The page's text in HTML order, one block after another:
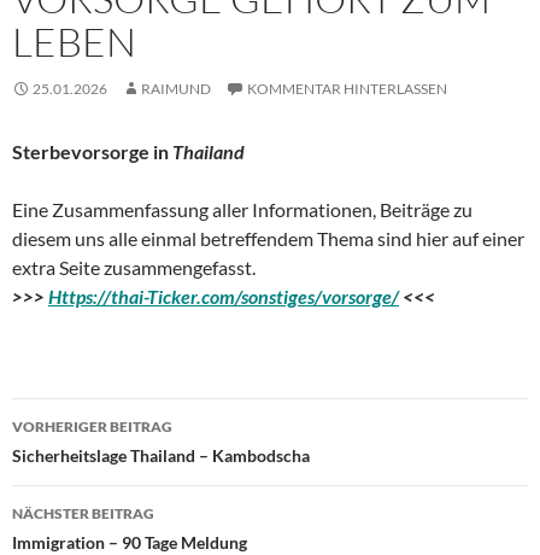
LEBEN
25.01.2026 RAIMUND KOMMENTAR HINTERLASSEN
Sterbevorsorge in Thailand
Eine Zusammenfassung aller Informationen, Beiträge zu
diesem uns alle einmal betreffendem Thema sind hier auf einer
extra Seite zusammengefasst.
>>> Https://thai-Ticker.com/sonstiges/vorsorge/<<<
Beitragsnavigation
VORHERIGER BEITRAG
Sicherheitslage Thailand – Kambodscha
NÄCHSTER BEITRAG
Immigration – 90 Tage Meldung